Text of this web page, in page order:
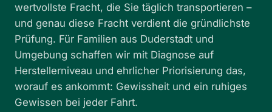
wertvollste Fracht, die Sie täglich transportieren –
und genau diese Fracht verdient die gründlichste
Prüfung. Für Familien aus Duderstadt und
Umgebung schaffen wir mit Diagnose auf
Herstellerniveau und ehrlicher Priorisierung das,
worauf es ankommt: Gewissheit und ein ruhiges
Gewissen bei jeder Fahrt.